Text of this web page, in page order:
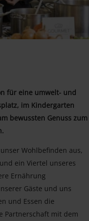
für eine umwelt- und
im Kindergarten
bewussten Genuss zum
Wohlbefinden aus,
ein Viertel unseres
Ernährung
Gäste und uns
und Essen die
Partnerschaft mit dem